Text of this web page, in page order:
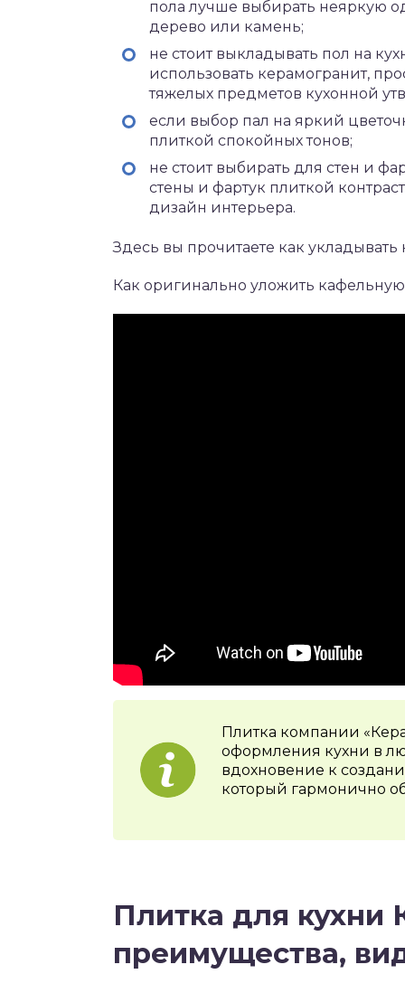
пола лучше выбирать неяркую
дерево или камень;
не стоит выкладывать пол на
использовать керамогранит,
тяжелых предметов кухонной
если выбор пал на яркий
плиткой спокойных тонов;
не стоит выбирать для стен и
стены и фартук плиткой
дизайн интерьера.
Здесь вы прочитаете как
Как оригинально уложить
Плитка компании
оформления кухни в
вдохновение к
который гармонично
Плитка для
преимущества,